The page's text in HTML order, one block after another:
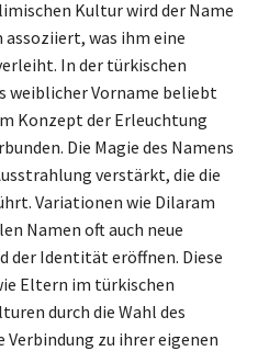
Kultur wird der Name
was ihm eine
In der türkischen
weiblicher Vorname beliebt
Konzept der Erleuchtung
Die Magie des Namens
verstärkt, die die
Variationen wie Dilaram
Namen oft auch neue
der Identität eröffnen. Diese
Eltern im türkischen
durch die Wahl des
zu ihrer eigenen